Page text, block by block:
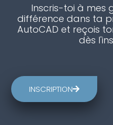
Inscris-toi à mes
différence dans ta
AutoCAD et reçois
dès
INSCRIPTION